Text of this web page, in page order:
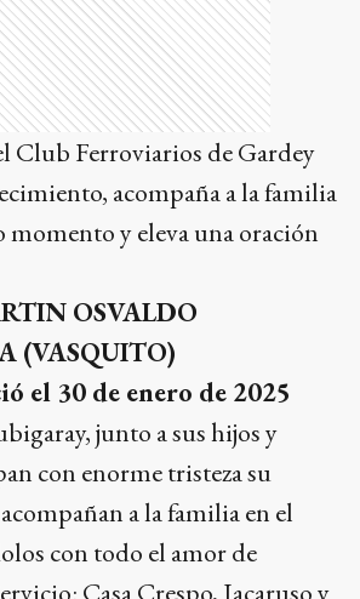
Club Ferroviarios de Gardey
acompaña a la familia
momento y eleva una oración
OSVALDO
(VASQUITO)
el 30 de enero de 2025
junto a sus hijos y
con enorme tristeza su
a la familia en el
con todo el amor de
Casa Crespo, Iacaruso y